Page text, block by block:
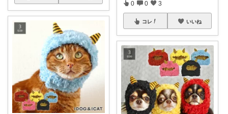
0 0 3
コレ いいね